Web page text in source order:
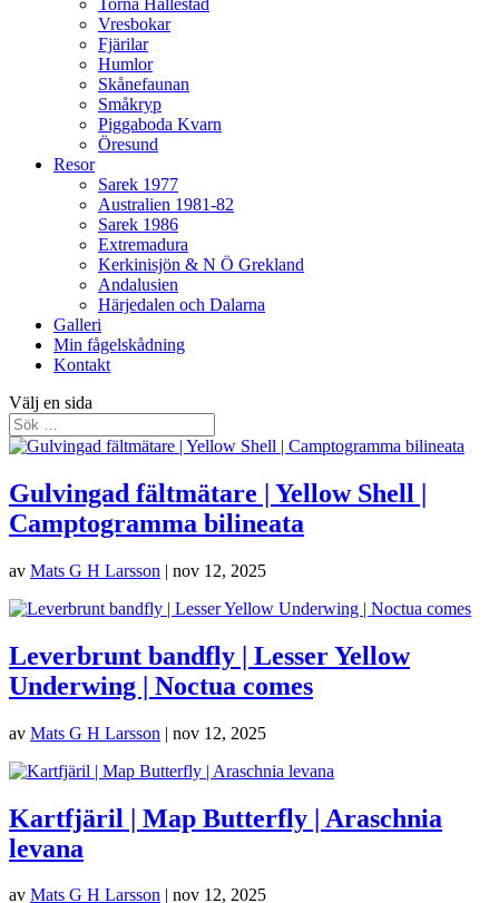
Torna Hällestad
Vresbokar
Fjärilar
Humlor
Skånefaunan
Småkryp
Piggaboda Kvarn
Öresund
Resor
Sarek 1977
Australien 1981-82
Sarek 1986
Extremadura
Kerkinisjön & N Ö Grekland
Andalusien
Härjedalen och Dalarna
Galleri
Min fågelskådning
Kontakt
Välj en sida
Gulvingad fältmätare | Yellow Shell |
Camptogramma bilineata
av Mats G H Larsson | nov 12, 2025
Leverbrunt bandfly | Lesser Yellow
Underwing | Noctua comes
av Mats G H Larsson | nov 12, 2025
Kartfjäril | Map Butterfly | Araschnia
levana
av Mats G H Larsson | nov 12, 2025